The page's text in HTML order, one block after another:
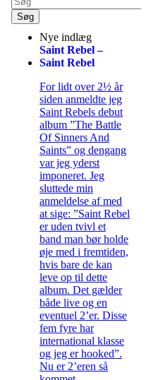
Nye indlæg
Saint Rebel –
Saint Rebel
For lidt over 2½ år
siden anmeldte jeg
Saint Rebels debut
album ”The Battle
Of Sinners And
Saints” og dengang
var jeg yderst
imponeret. Jeg
sluttede min
anmeldelse af med
at sige: ”Saint Rebel
er uden tvivl et
band man bør holde
øje med i fremtiden,
hvis bare de kan
leve op til dette
album. Det gælder
både live og en
eventuel 2’er. Disse
fem fyre har
international klasse
og jeg er hooked”.
Nu er 2’eren så